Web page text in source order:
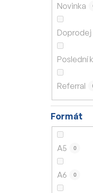
Novinka
Doprodej
Poslední
Referral
Formát
A5 0
A6 0